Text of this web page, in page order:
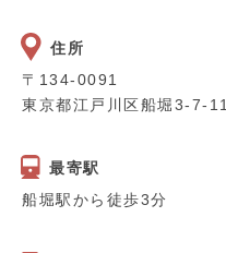
住所
〒134-0091
東京都江戸川区船堀3-7-11
最寄駅
船堀駅から徒歩3分